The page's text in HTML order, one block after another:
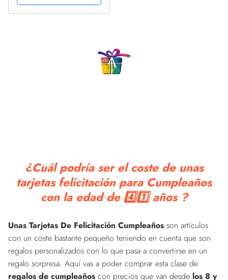
cumpleaños 3D, tarjeta
de celebración hecha a
¿Cuál podría ser el coste de unas
tarjetas felicitación para Cumpleaños
con la edad de 4️⃣1️⃣ años ?
Unas Tarjetas De Felicitación Cumpleaños son artículos
con un coste bastante pequeño teniendo en cuenta que son
regalos personalizados con lo que pasa a convertirse en un
regalo sorpresa. Aquí vas a poder comprar esta clase de
regalos de cumpleaños con precios que van desde los 8 y